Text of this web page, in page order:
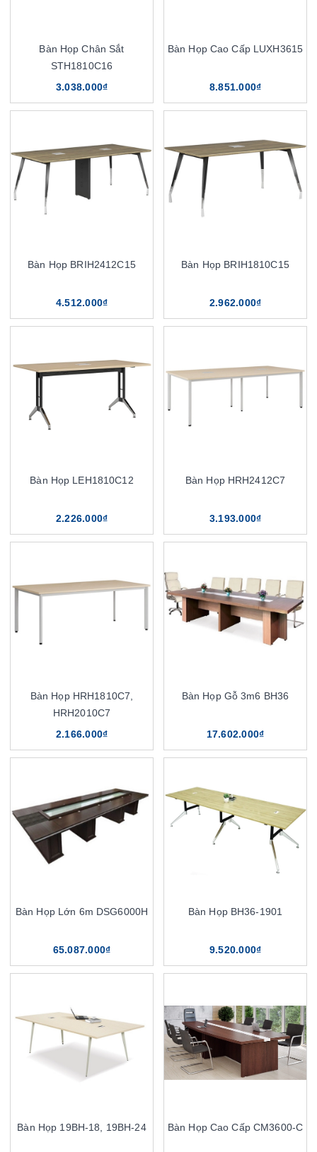
Bàn Họp Chân Sắt
STH1810C16
3.038.000₫
Bàn Họp Cao Cấp LUXH3615
8.851.000₫
Bàn Họp BRIH2412C15
4.512.000₫
Bàn Họp BRIH1810C15
2.962.000₫
Bàn Họp LEH1810C12
2.226.000₫
Bàn Họp HRH2412C7
3.193.000₫
Bàn Họp HRH1810C7,
HRH2010C7
2.166.000₫
Bàn Họp Gỗ 3m6 BH36
17.602.000₫
Bàn Họp Lớn 6m DSG6000H
65.087.000₫
Bàn Họp BH36-1901
9.520.000₫
Bàn Họp 19BH-18, 19BH-24 Bàn Họp Cao Cấp CM3600-C